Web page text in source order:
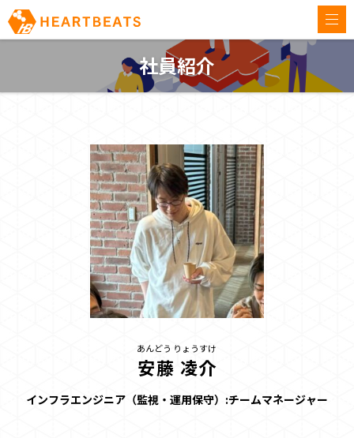
社員紹介
安藤 凌介
あんどう りょうすけ
インフラエンジニア（監視・運用保守）:チームマネージャー